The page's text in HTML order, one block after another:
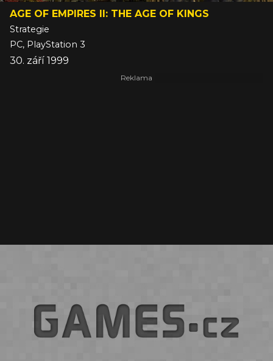
AGE OF EMPIRES II: THE AGE OF KINGS
Strategie
PC, PlayStation 3
30. září 1999